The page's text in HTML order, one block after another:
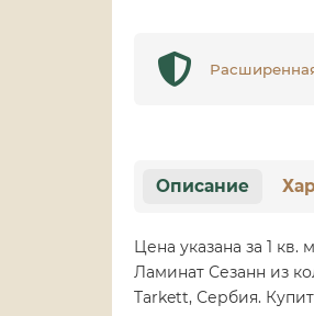
Описание
Цена указана за 1 кв.
Ламинат Сезанн из
Tarkett, Сербия.